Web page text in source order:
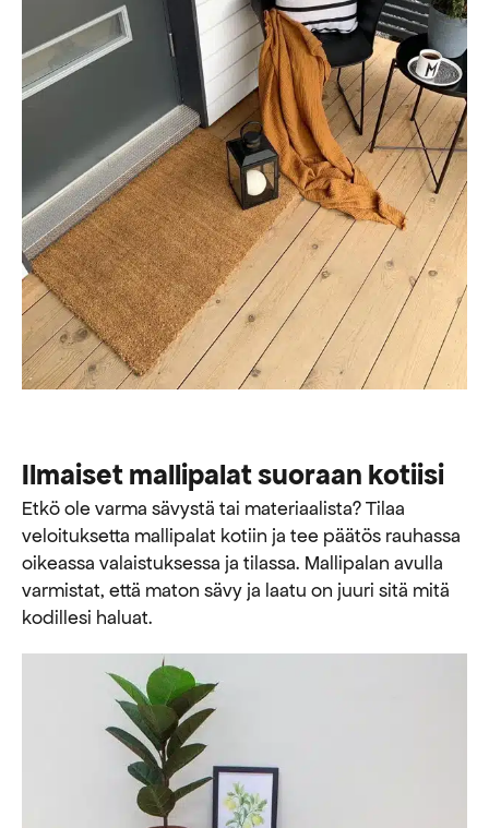
Ilmaiset mallipalat suoraan kotiisi
Etkö ole varma sävystä tai materiaalista? Tilaa
veloituksetta mallipalat kotiin ja tee päätös rauhassa
oikeassa valaistuksessa ja tilassa. Mallipalan avulla
varmistat, että maton sävy ja laatu on juuri sitä mitä
kodillesi haluat.